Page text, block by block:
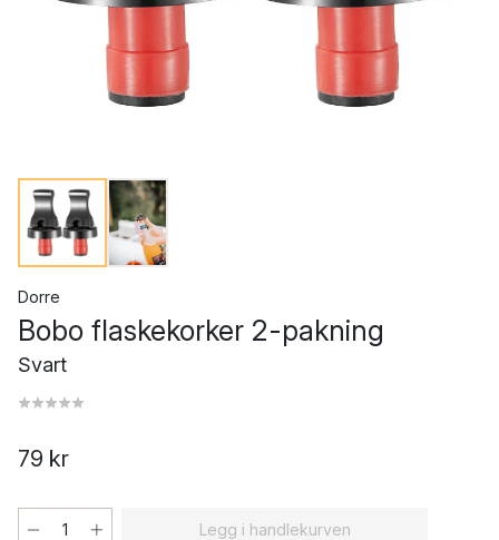
Dorre
Bobo flaskekorker 2-pakning
Svart
79 kr
Legg i handlekurven